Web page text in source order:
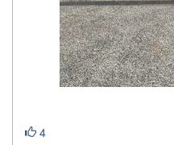
4